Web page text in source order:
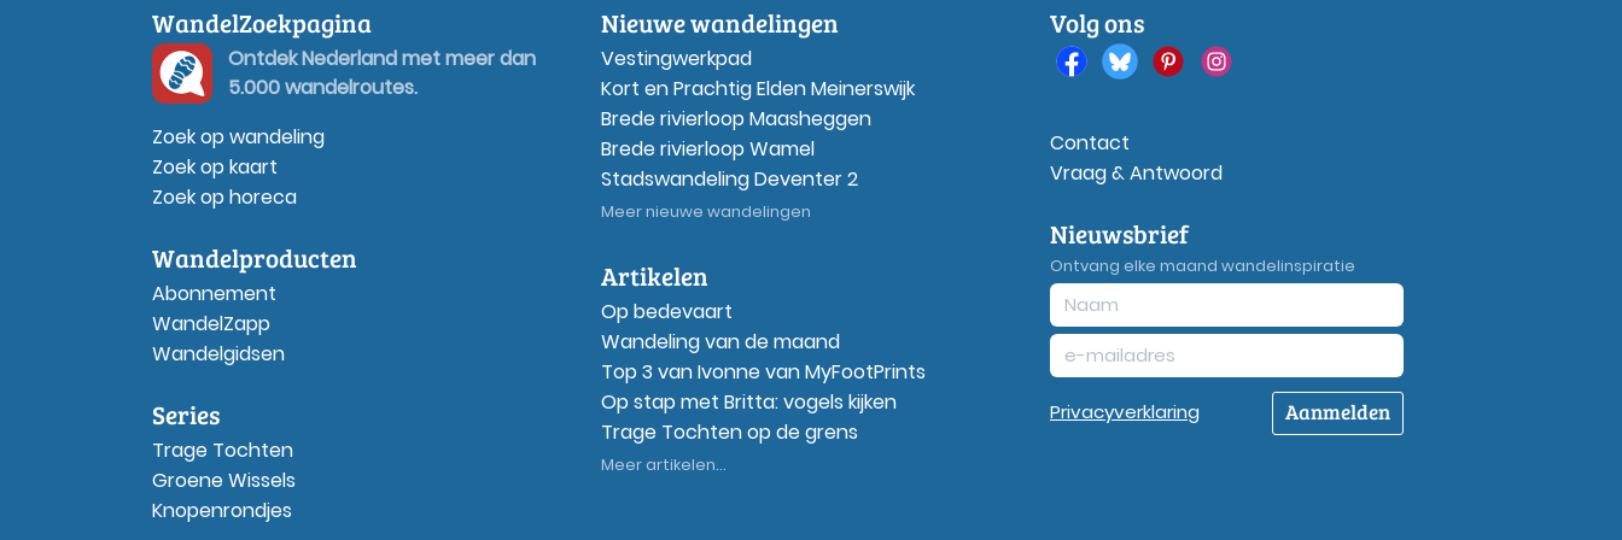
WandelZoekpagina
Ontdek Nederland met meer dan
5.000 wandelroutes.
Zoek op wandeling
Zoek op kaart
Zoek op horeca
Wandelproducten
Abonnement
WandelZapp
Wandelgidsen
Series
Trage Tochten
Groene Wissels
Knopenrondjes
Nieuwe wandelingen
Vestingwerkpad
Kort en Prachtig Elden Meinerswijk
Brede rivierloop Maasheggen
Brede rivierloop Wamel
Stadswandeling Deventer 2
Meer nieuwe wandelingen
Artikelen
Op bedevaart
Wandeling van de maand
Top 3 van Ivonne van MyFootPrints
Op stap met Britta: vogels kijken
Trage Tochten op de grens
Meer artikelen...
Volg ons
Contact
Vraag & Antwoord
Nieuwsbrief
Ontvang elke maand wandelinspiratie
Privacyverklaring Aanmelden